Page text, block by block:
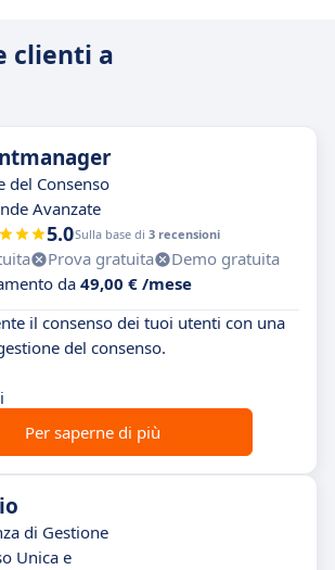
clienti a
del Consenso
Avanzate
5.0Sulla base di 3 recensioni
Prova gratuita
Demo gratuita
da 49,00 € /mese
il consenso dei tuoi utenti con una
del consenso.
Per saperne di più
di Gestione
Unica e